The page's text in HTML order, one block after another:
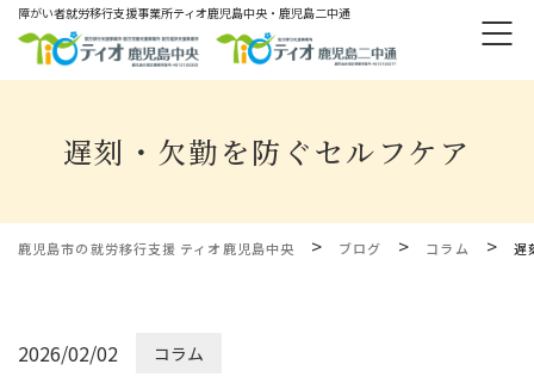
障がい者就労移⾏⽀援事業所ティオ⿅児島中央・鹿児島二中通
遅刻・欠勤を防ぐセルフケア
鹿児島市の就労移行支援 ティオ鹿児島中央 > ブログ > コラム > 遅
2026/02/02 コラム